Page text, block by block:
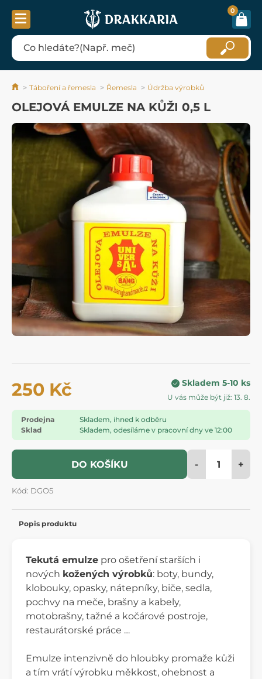
0
Táboření a řemesla Řemesla Údržba výrobků
OLEJOVÁ EMULZE NA KŮŽI 0,5 L
250 Kč Skladem 5-10 ks
U vás může být již: 13. 8.
Prodejna
Skladem, ihned k odběru
Sklad
Skladem, odesíláme v pracovní dny ve 12:00
DO KOŠÍKU - +
Kód: DGO5
Popis produktu
Tekutá emulze pro ošetření starších i
nových kožených výrobků: boty, bundy,
klobouky, opasky, nátepníky, biče, sedla,
pochvy na meče, brašny a kabely,
motobrašny, tažné a kočárové postroje,
restaurátorské práce …
Emulze intenzivně do hloubky promaže kůži
a tím vrátí výrobku měkkost, ohebnost a